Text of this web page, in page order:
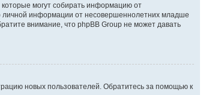
могут собирать информацию от
личной информации от несовершеннолетних младше
внимание, что phpBB Group не может давать
новых пользователей. Обратитесь за помощью к